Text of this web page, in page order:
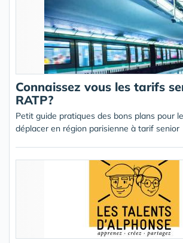
Connaissez vous les tarifs
RATP?
Petit guide pratiques des bons plans pour
déplacer en région parisienne à tarif senior